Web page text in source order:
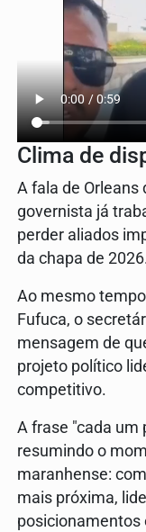
Clima de
A fala de Orleans
governista já
perder aliados
da chapa de
Ao mesmo
Fufuca, o
mensagem de
projeto político
competitivo.
A frase "cada um
resumindo o
maranhense:
mais próxima,
posicionamentos